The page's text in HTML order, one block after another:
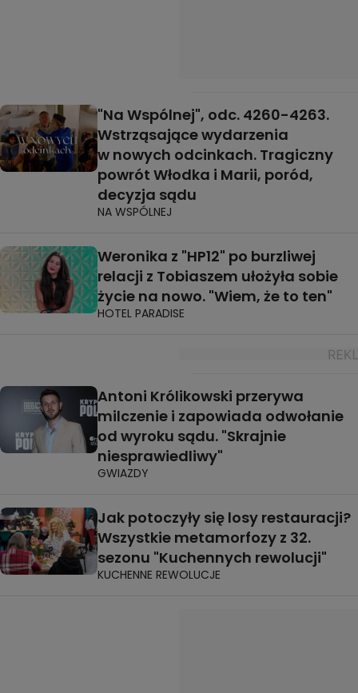
"Na Wspólnej", odc. 4260-4263.
Wstrząsające wydarzenia
w nowych odcinkach. Tragiczny
powrót Włodka i Marii, poród,
decyzja sądu
NA WSPÓLNEJ
Weronika z "HP12" po burzliwej
relacji z Tobiaszem ułożyła sobie
życie na nowo. "Wiem, że to ten"
HOTEL PARADISE
Antoni Królikowski przerywa
milczenie i zapowiada odwołanie
od wyroku sądu. "Skrajnie
niesprawiedliwy"
GWIAZDY
Jak potoczyły się losy restauracji?
Wszystkie metamorfozy z 32.
sezonu "Kuchennych rewolucji"
KUCHENNE REWOLUCJE